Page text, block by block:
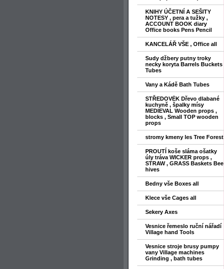
KNIHY ÚČETNÍ A SEŠITY
NOTESY , pera a tužky ,
ACCOUNT BOOK diary
Office books Pens Pencil
KANCELÁŘ VŠE , Office all
Sudy džbery putny troky
necky koryta Barrels Buckets
Tubes
Vany a Kádě Bath Tubes
STŘEDOVĖK Dřevo dlabané
kuchyně , špalky mísy
MEDIEVAL Wooden props ,
blocks , Small TOP wooden
props
stromy kmeny les Tree Forest
PROUTÍ koše sláma ošatky
úly tráva WICKER props ,
STRAW , GRASS Baskets Bee
hives
Bedny vše Boxes all
Klece vše Cages all
Sekery Axes
Vesnice řemeslo ruční nářadí
Village hand Tools
Vesnice stroje brusy pumpy
vany Village machines
Grinding , bath tubes